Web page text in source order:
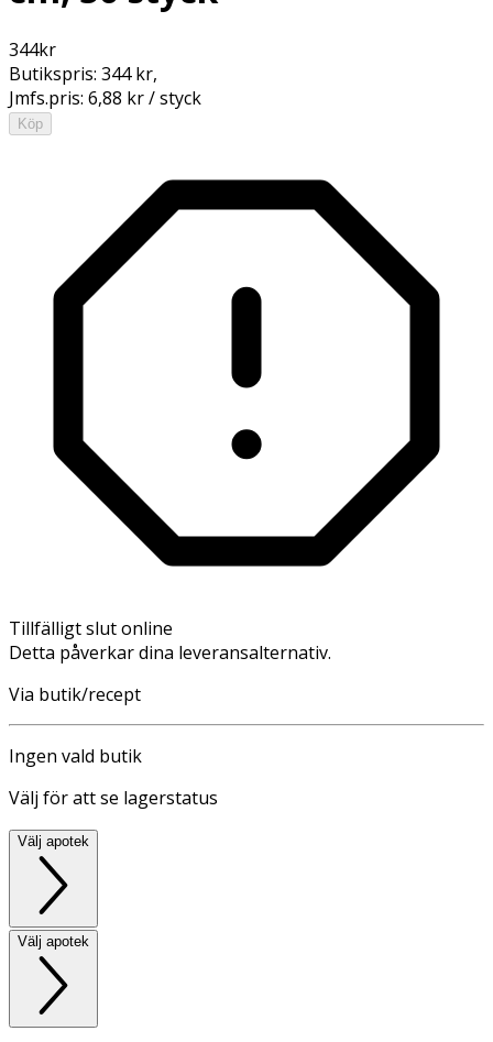
344kr
Butikspris: 344 kr,
Jmfs.pris: 6,88 kr / styck
Köp
Tillfälligt slut online
Detta påverkar dina leveransalternativ.
Via butik/recept
Ingen vald butik
Välj för att se lagerstatus
Välj apotek
Välj apotek